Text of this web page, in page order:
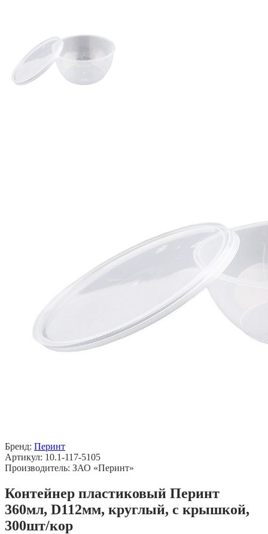
Бренд: Перинт
Артикул: 10.1-117-5105
Производитель: ЗАО «Перинт»
Контейнер пластиковый Перинт
360мл, D112мм, круглый, с крышкой,
300шт/кор